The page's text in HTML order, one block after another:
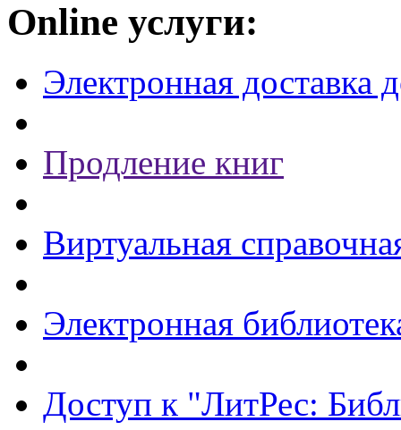
Online услуги:
Электронная доставка
Продление книг
Виртуальная
Электронная
Доступ к "ЛитРес: